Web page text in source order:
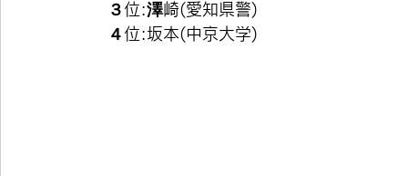
３位:澤崎(愛知県警)
４位:坂本(中京大学)